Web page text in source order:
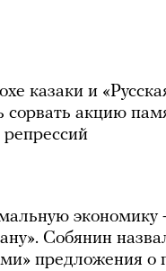
казаки и
сорвать акцию
репрессий
экономику
Собянин
предложения о